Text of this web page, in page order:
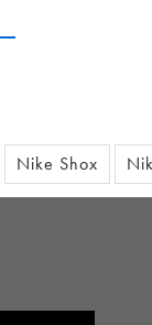
Nike Shox